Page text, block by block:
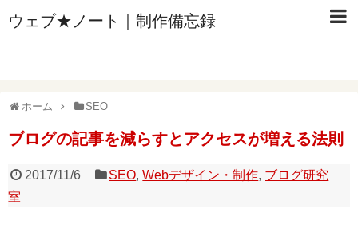
ウェブ★ノート｜制作備忘録
ホーム SEO
ブログの記事を減らすとアクセスが増える法則
2017/11/6 SEO,Webデザイン・制作, ブログ研究
室